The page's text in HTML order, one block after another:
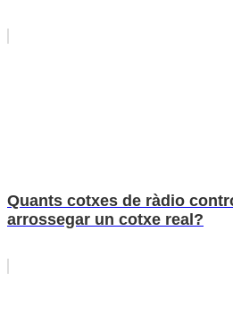
Quants cotxes de ràdio
arrossegar un cotxe real?